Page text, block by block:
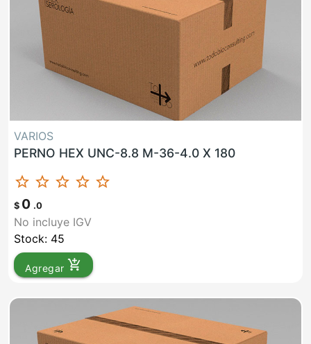
VARIOS
PERNO HEX UNC-8.8 M-36-4.0 X 180
star_border star_border star_border star_border star_border
$ 0 .0
No incluye IGV
Stock: 45
Agregar add_shopping_cart